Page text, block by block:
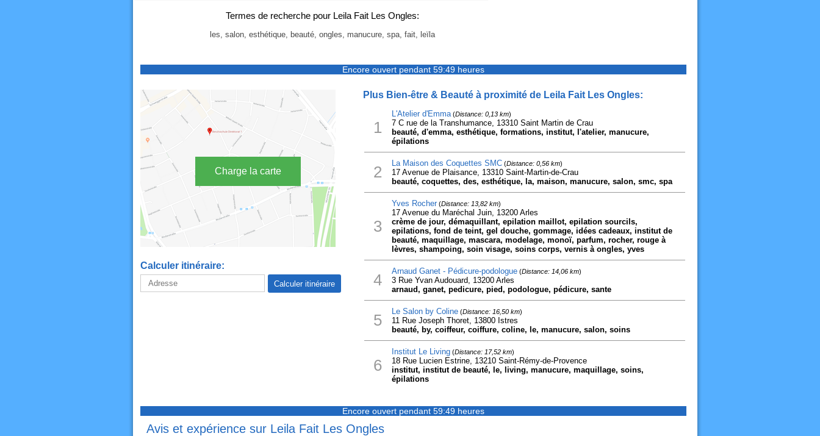
Termes de recherche pour Leila Fait Les Ongles:
les, salon, esthétique, beauté, ongles, manucure, spa, fait, leïla
Encore ouvert pendant 59:49 heures
Charge la carte
Calculer itinéraire:
Plus Bien-être & Beauté à proximité de Leila Fait Les Ongles:
1
L'Atelier d'Emma(Distance: 0,13 km)
7 C rue de la Transhumance, 13310 Saint Martin de Crau
beauté, d'emma, esthétique, formations, institut, l'atelier, manucure,
épilations
2 La Maison des Coquettes SMC(Distance: 0,56 km)
17 Avenue de Plaisance, 13310 Saint-Martin-de-Crau
beauté, coquettes, des, esthétique, la, maison, manucure, salon, smc, spa
3
Yves Rocher(Distance: 13,82 km)
17 Avenue du Maréchal Juin, 13200 Arles
crème de jour, démaquillant, epilation maillot, epilation sourcils,
epilations, fond de teint, gel douche, gommage, idées cadeaux, institut de
beauté, maquillage, mascara, modelage, monoï, parfum, rocher, rouge à
lèvres, shampoing, soin visage, soins corps, vernis à ongles, yves
4 Arnaud Ganet - Pédicure-podologue(Distance: 14,06 km)
3 Rue Yvan Audouard, 13200 Arles
arnaud, ganet, pedicure, pied, podologue, pédicure, sante
5 Le Salon by Coline(Distance: 16,50 km)
11 Rue Joseph Thoret, 13800 Istres
beauté, by, coiffeur, coiffure, coline, le, manucure, salon, soins
6
Institut Le Living(Distance: 17,52 km)
18 Rue Lucien Estrine, 13210 Saint-Rémy-de-Provence
institut, institut de beauté, le, living, manucure, maquillage, soins,
épilations
Encore ouvert pendant 59:49 heures
Avis et expérience sur Leila Fait Les Ongles